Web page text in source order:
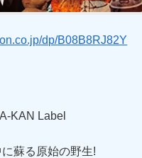
dp/B08B8RJ82Y
KAN Label
蘇る原始の野生!